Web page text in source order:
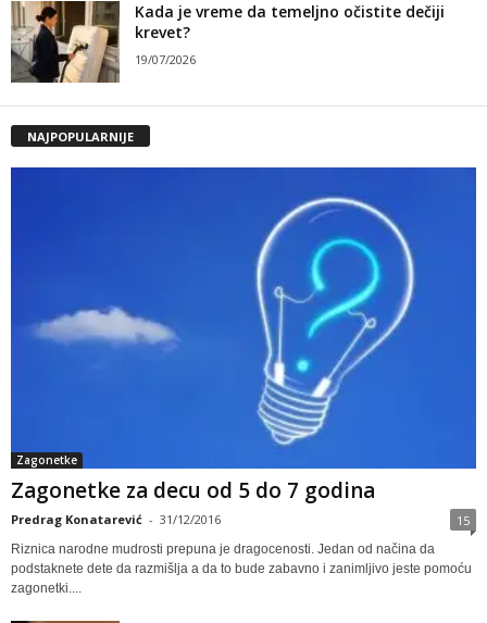
Kada je vreme da temeljno očistite dečiji
krevet?
19/07/2026
NAJPOPULARNIJE
Zagonetke
Zagonetke za decu od 5 do 7 godina
Predrag Konatarević - 31/12/2016 15
Riznica narodne mudrosti prepuna je dragocenosti. Jedan od načina da
podstaknete dete da razmišlja a da to bude zabavno i zanimljivo jeste pomoću
zagonetki....